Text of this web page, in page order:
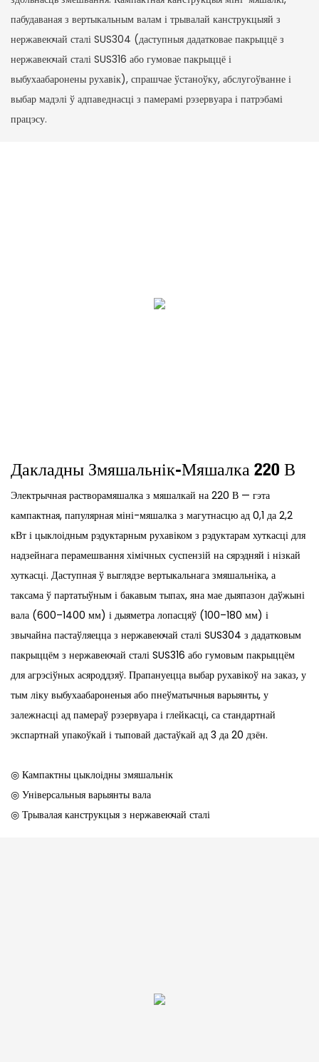
пабудаваная з вертыкальным валам і трывалай канструкцыяй з
нержавеючай сталі SUS304 (даступныя дадатковае пакрыццё з
нержавеючай сталі SUS316 або гумовае пакрыццё і
выбухаабаронены рухавік), спрашчае ўстаноўку, абслугоўванне і
выбар мадэлі ў адпаведнасці з памерамі рэзервуара і патрэбамі
працэсу.
Дакладны Змяшальнік-Мяшалка 220 В
Электрычная растворамяшалка з мяшалкай на 220 В — гэта
кампактная, папулярная міні-мяшалка з магутнасцю ад 0,1 да 2,2
кВт і цыклоідным рэдуктарным рухавіком з рэдуктарам хуткасці для
надзейнага перамешвання хімічных суспензій на сярэдняй і нізкай
хуткасці. Даступная ў выглядзе вертыкальнага змяшальніка, а
таксама ў партатыўным і бакавым тыпах, яна мае дыяпазон даўжыні
вала (600–1400 мм) і дыяметра лопасцяў (100–180 мм) і
звычайна пастаўляецца з нержавеючай сталі SUS304 з дадатковым
пакрыццём з нержавеючай сталі SUS316 або гумовым пакрыццём
для агрэсіўных асяроддзяў. Прапануецца выбар рухавікоў на заказ, у
тым ліку выбухаабароненыя або пнеўматычныя варыянты, у
залежнасці ад памераў рэзервуара і глейкасці, са стандартнай
экспартнай упакоўкай і тыповай дастаўкай ад 3 да 20 дзён.
◎ Кампактны цыклоідны змяшальнік
◎ Універсальныя варыянты вала
◎ Трывалая канструкцыя з нержавеючай сталі